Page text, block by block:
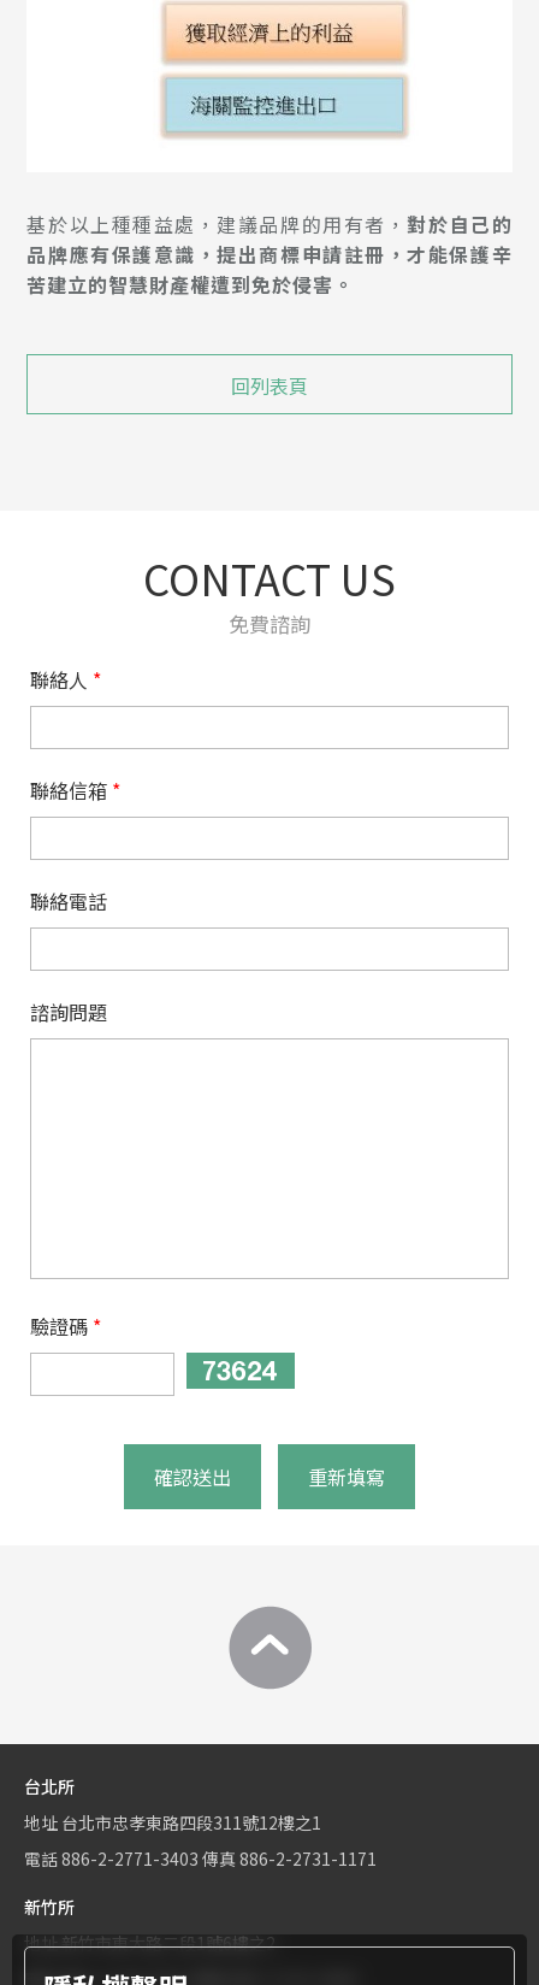
基於以上種種益處，建議品牌的用有者，對於自己的
品牌應有保護意識，提出商標申請註冊，才能保護辛
苦建立的智慧財產權遭到免於侵害。
回列表頁
CONTACT US
免費諮詢
聯絡人 *
聯絡信箱 *
聯絡電話
諮詢問題
驗證碼 *
確認送出 重新填寫
台北所
地址 台北市忠孝東路四段311號12樓之1
電話886-2-2771-3403 傳真 886-2-2731-1171
新竹所
地址新竹市東大路二段1號6樓之2
電話886-3-534-9161